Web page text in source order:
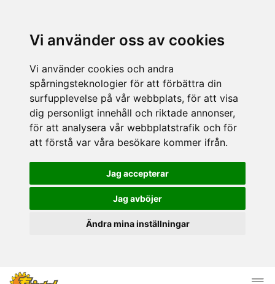
Vi använder oss av cookies
Vi använder cookies och andra
spårningsteknologier för att förbättra din
surfupplevelse på vår webbplats, för att visa
dig personligt innehåll och riktade annonser,
för att analysera vår webbplatstrafik och för
att förstå var våra besökare kommer ifrån.
Jag accepterar
Jag avböjer
Ändra mina inställningar